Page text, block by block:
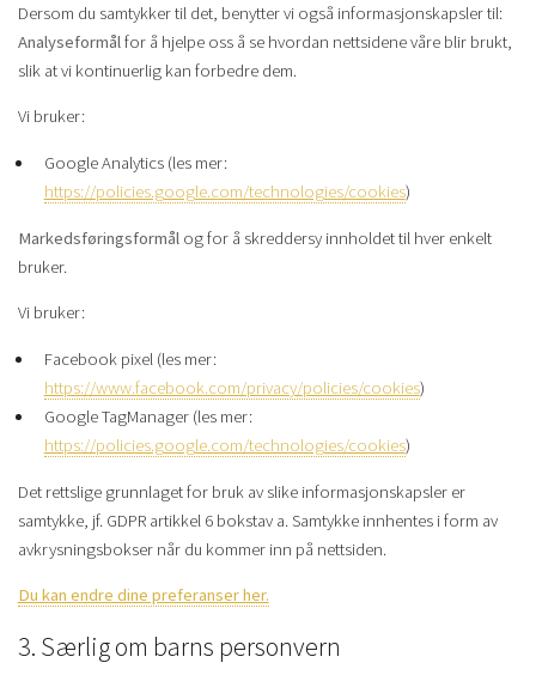
Dersom du samtykker til det, benytter vi også informasjonskapsler til:
Analyseformålfor å hjelpe oss å se hvordan nettsidene våre blir brukt,
slik at vi kontinuerlig kan forbedre dem.
Vi bruker:
Google Analytics (les mer:
https://policies.google.com/technologies/cookies)
Markedsføringsformålog for å skreddersy innholdet til hver enkelt
bruker.
Vi bruker:
Facebook pixel (les mer:
https://www.facebook.com/privacy/policies/cookies)
Google TagManager (les mer:
https://policies.google.com/technologies/cookies)
Det rettslige grunnlaget for bruk av slike informasjonskapsler er
samtykke, jf. GDPR artikkel 6 bokstav a. Samtykke innhentes i form av
avkrysningsbokser når du kommer inn på nettsiden.
Du kan endre dine preferanser her.
3. Særlig om barns personvern